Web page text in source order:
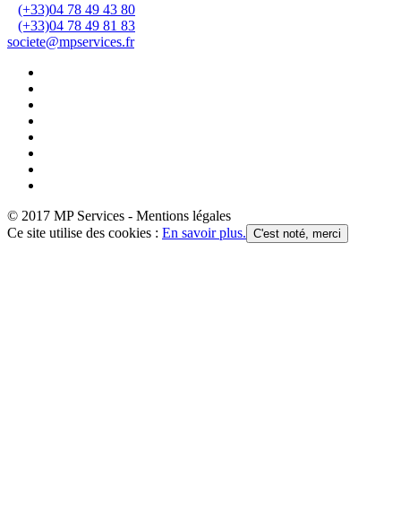
(+33)04 78 49 43 80
(+33)04 78 49 81 83
societe@mpservices.fr
© 2017 MP Services - Mentions légales
Ce site utilise des cookies : En savoir plus. C'est noté, merci